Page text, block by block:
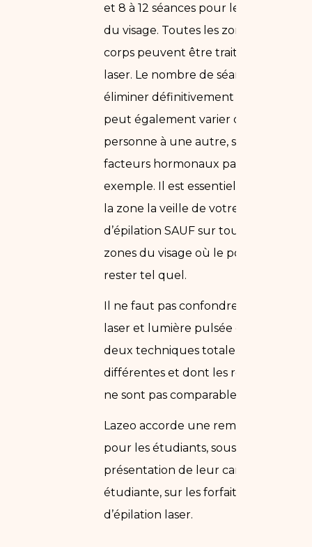
et 8 à 12 séances pour le duvet
du visage. Toutes les zones du
corps peuvent être traitées au
laser. Le nombre de séances pour
éliminer définitivement les poils
peut également varier d’une
personne à une autre, selon des
facteurs hormonaux par
exemple. Il est essentiel de raser
la zone la veille de votre séance
d’épilation SAUF sur toutes les
zones du visage où le poil doit
rester tel quel.
Il ne faut pas confondre épilation
laser et lumière pulsée qui sont
deux techniques totalement
différentes et dont les résultats
ne sont pas comparables.
Lazeo accorde une remise de 10%
pour les étudiants, sous
présentation de leur carte
étudiante, sur les forfaits
d’épilation laser.